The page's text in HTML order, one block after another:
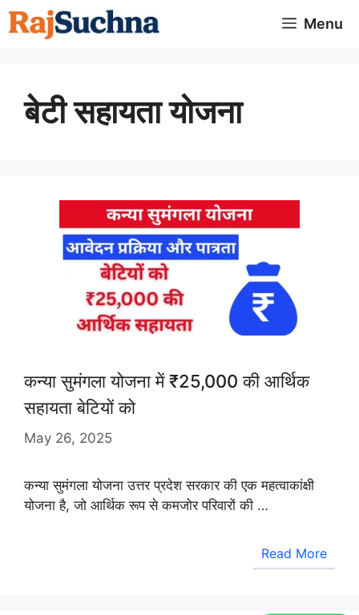
Skip
to
Menu
बेटी सहायता योजना
कन्या सुमंगला योजना में ₹25,000 की आर्थिक
सहायता बेटियों को
May 26, 2025
कन्या सुमंगला योजना उत्तर प्रदेश सरकार की एक महत्वाकांक्षी
योजना है, जो आर्थिक रूप से कमजोर परिवारों की …
Read More